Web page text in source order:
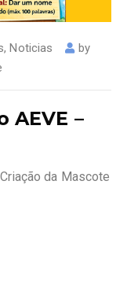
,Noticias
by
AEVE –
da Mascote